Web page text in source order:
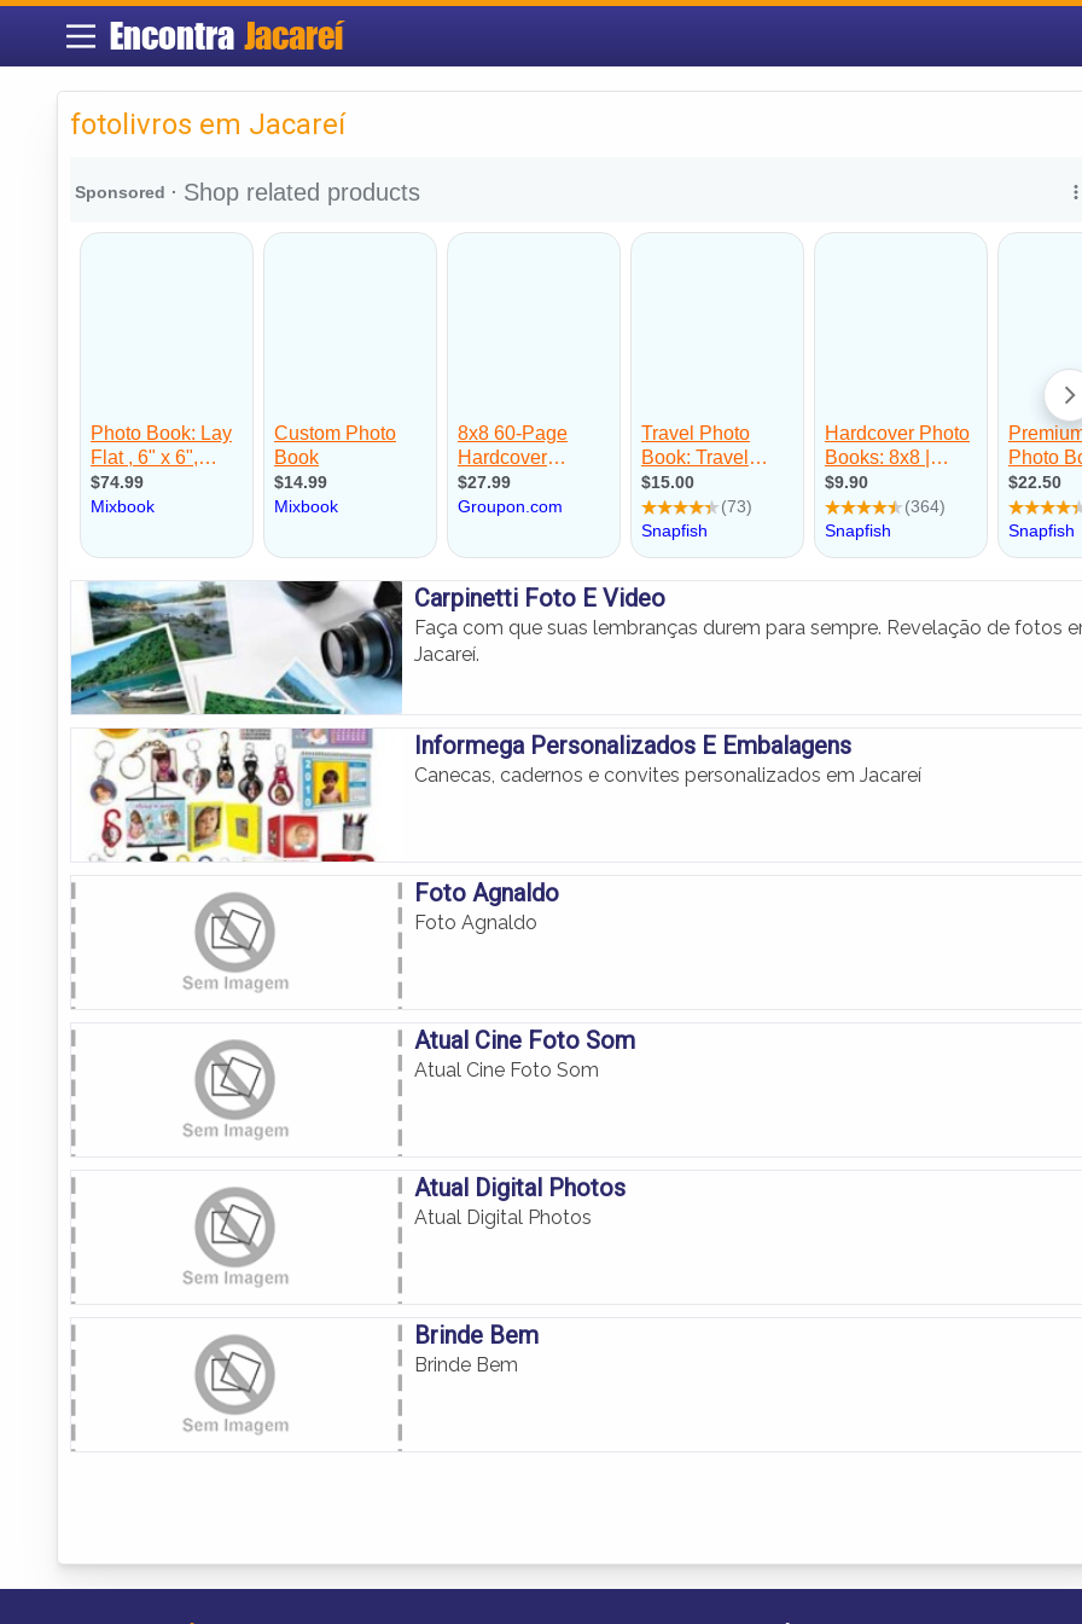
Encontra Jacareí
fotolivros em Jacareí
Carpinetti Foto E Video
Faça com que suas lembranças durem para sempre. Revelação de fotos
Jacareí.
Informega Personalizados E Embalagens
Canecas, cadernos e convites personalizados em Jacareí
Foto Agnaldo
Foto Agnaldo
Atual Cine Foto Som
Atual Cine Foto Som
Atual Digital Photos
Atual Digital Photos
Brinde Bem
Brinde Bem